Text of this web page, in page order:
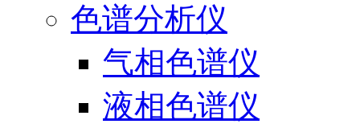
色谱分析仪
气相色谱仪
液相色谱仪